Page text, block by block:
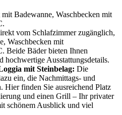
Badewanne, Waschbecken mit
vom Schlafzimmer zugänglich,
Waschbecken mit
Beide Bäder bieten Ihnen
hochwertige Ausstattungsdetails.
mit Steinbelag: Die
ein, die Nachmittags- und
Hier finden Sie ausreichend Platz
und einen Grill – Ihr privater
schönem Ausblick und viel